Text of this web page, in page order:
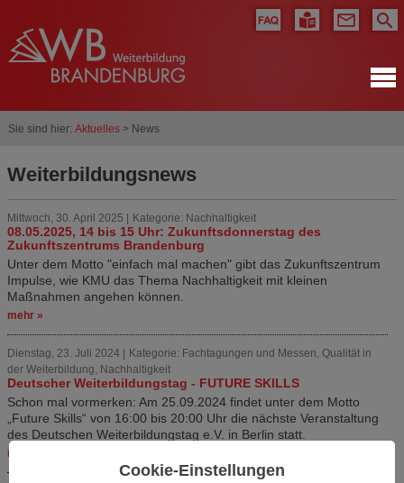
Sie sind hier: Aktuelles> News
Weiterbildungsnews
Mittwoch, 30. April 2025 | Kategorie: Nachhaltigkeit
08.05.2025, 14 bis 15 Uhr: Zukunftsdonnerstag des
Zukunftszentrums Brandenburg
Unter dem Motto "einfach mal machen" gibt das Zukunftszentrum
Impulse, wie KMU das Thema Nachhaltigkeit mit kleinen
Maßnahmen angehen können.
mehr »
Dienstag, 23. Juli 2024 | Kategorie: Fachtagungen und Messen, Qualität in
der Weiterbildung, Nachhaltigkeit
Deutscher Weiterbildungstag - FUTURE SKILLS
Schon mal vormerken: Am 25.09.2024 findet unter dem Motto
„Future Skills“ von 16:00 bis 20:00 Uhr die nächste Veranstaltung
des Deutschen Weiterbildungstag e.V. in Berlin statt.
mehr »
Cookie-Einstellungen